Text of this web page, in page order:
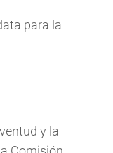
para la
y la